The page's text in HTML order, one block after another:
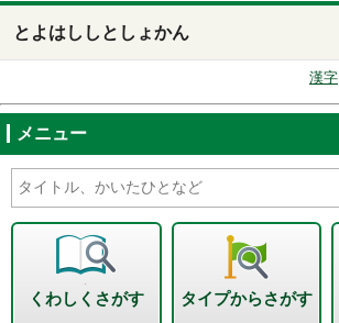
とよはししとしょかん
漢字
メニュー
くわしくさがす タイプからさがす